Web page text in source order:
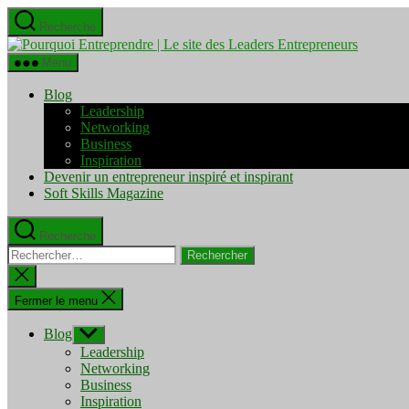
Aller
au
contenu
Recherche
Pourquoi
Menu
Blog
Leadership
Networking
Business
Inspiration
Devenir un entrepreneur inspiré et inspirant
Soft Skills Magazine
Recherche
Rechercher :
Fermer
la
recherche
Fermer le menu
Blog Afficher
le
sous-
menu
Leadership
Networking
Business
Inspiration